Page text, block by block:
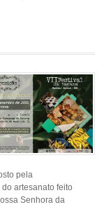
pela
artesanato feito
Senhora da